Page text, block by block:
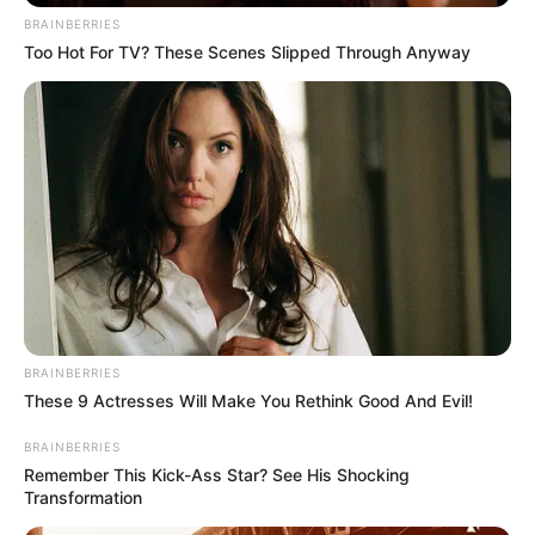
BRAINBERRIES
Too Hot For TV? These Scenes Slipped Through Anyway
BRAINBERRIES
These 9 Actresses Will Make You Rethink Good And Evil!
BRAINBERRIES
Remember This Kick-Ass Star? See His Shocking
Transformation